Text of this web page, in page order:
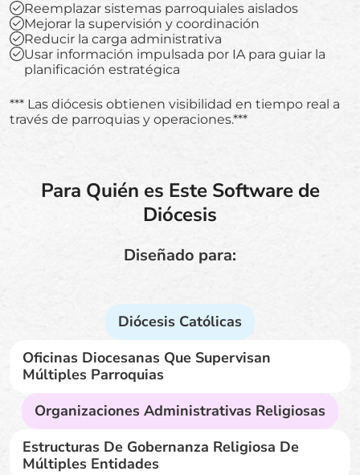
Reemplazar sistemas parroquiales aislados
Mejorar la supervisión y coordinación
Reducir la carga administrativa
Usar información impulsada por IA para guiar la
planificación estratégica
*** Las diócesis obtienen visibilidad en tiempo real a
través de parroquias y operaciones.***
Para Quién es Este Software de
Diócesis
Diseñado para:
Diócesis Católicas
Oficinas Diocesanas Que Supervisan
Múltiples Parroquias
Organizaciones Administrativas Religiosas
Estructuras De Gobernanza Religiosa De
Múltiples Entidades